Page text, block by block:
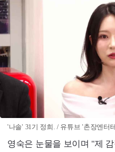
'나솔' 31기 정희. / 유튜브 '촌장엔터
영숙은 눈물을 보이며 "제